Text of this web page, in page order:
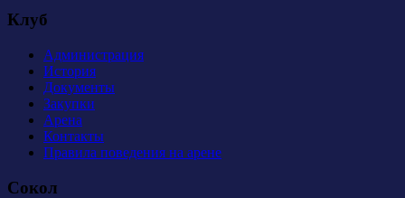
Клуб
Администрация
История
Документы
Закупки
Арена
Контакты
Правила поведения на арене
Сокол